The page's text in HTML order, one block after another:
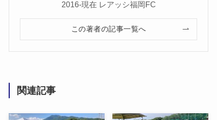
2016-現在 レアッシ福岡FC
この著者の記事一覧へ
関連記事